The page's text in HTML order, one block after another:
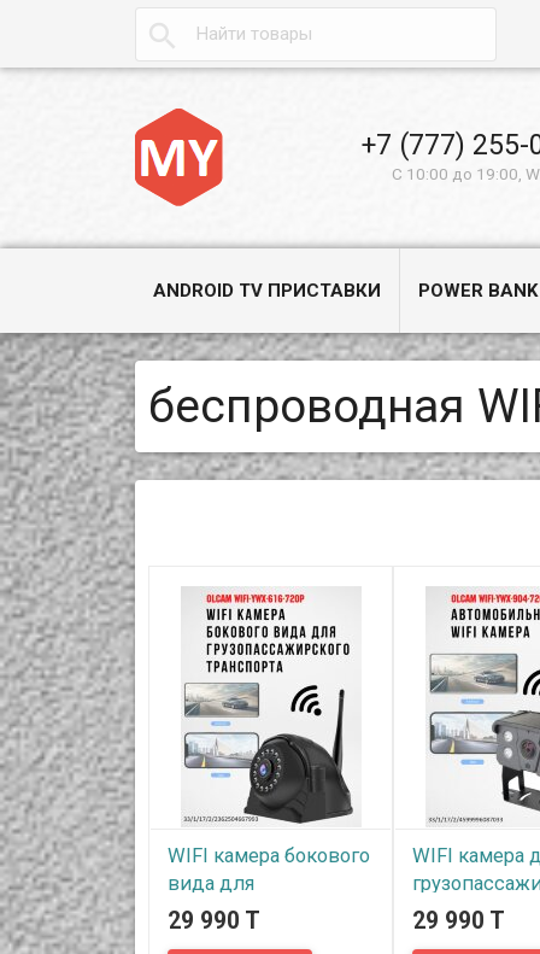

+7 (777) 255-
С 10:00 до 19:00,
ANDROID TV ПРИСТАВКИ POWER
беспроводная
WIFI камера бокового
вида для
грузопассажирского
29 990 T
WIFI камера
транспорта,
29 990 T